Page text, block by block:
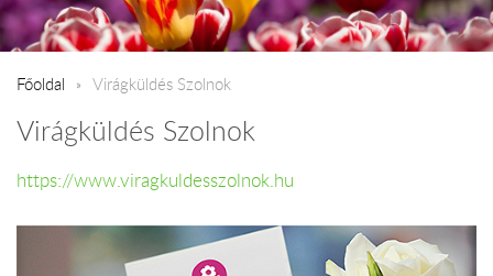
Főoldal Virágküldés Szolnok
Virágküldés Szolnok
https://www.viragkuldesszolnok.hu